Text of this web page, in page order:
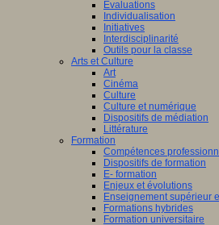
Evaluations
Individualisation
Initiatives
Interdisciplinarité
Outils pour la classe
Arts et Culture
Art
Cinéma
Culture
Culture et numérique
Dispositifs de médiation
Littérature
Formation
Compétences
Dispositifs de formation
E- formation
Enjeux et évolutions
Enseignement supérieur
Formations hybrides
Formation universitaire